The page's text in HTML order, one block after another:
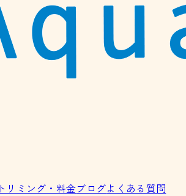
トリミング・料金ブログよくある質問